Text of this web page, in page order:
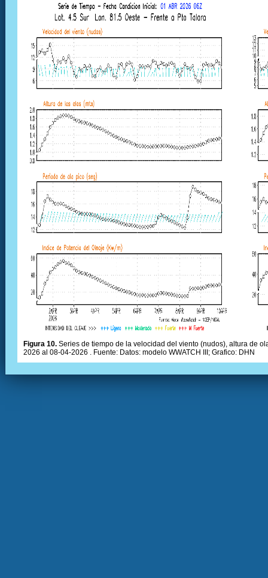
Figura 10. Series de tiempo de la velocidad del viento (nudos), altura de
2026 al 08-04-2026 . Fuente: Datos: modelo WWATCH III; Grafico: DHN